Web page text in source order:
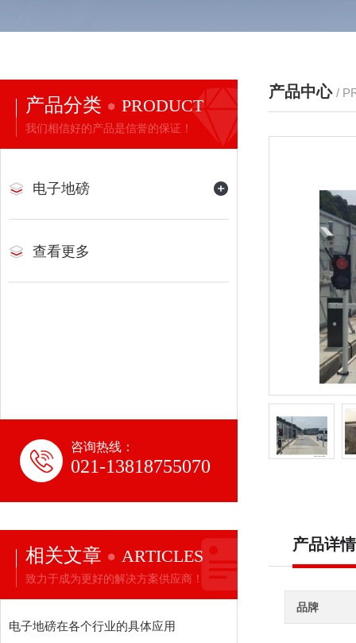
产品分类 PRODUCT
我们相信好的产品是信誉的保证！
电子地磅
查看更多
咨询热线：
021-13818755070
相关文章 ARTICLES
致力于成为更好的解决方案供应商！
电子地磅在各个行业的具体应用
产品中心 /
产品详情
品牌